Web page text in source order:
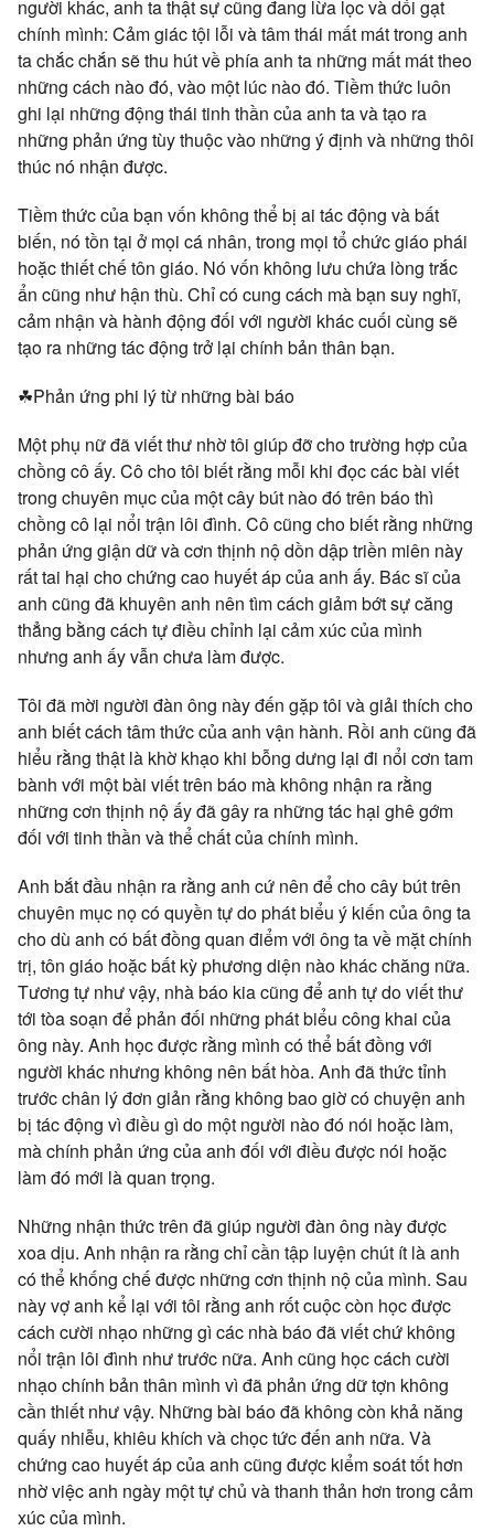
người khác, anh ta thật sự cũng đang lừa lọc và dối gạt
chính mình: Cảm giác tội lỗi và tâm thái mất mát trong anh
ta chắc chắn sẽ thu hút về phía anh ta những mất mát theo
những cách nào đó, vào một lúc nào đó. Tiềm thức luôn
ghi lại những động thái tinh thần của anh ta và tạo ra
những phản ứng tùy thuộc vào những ý định và những thôi
thúc nó nhận được.
Tiềm thức của bạn vốn không thể bị ai tác động và bất
biến, nó tồn tại ở mọi cá nhân, trong mọi tổ chức giáo phái
hoặc thiết chế tôn giáo. Nó vốn không lưu chứa lòng trắc
ẩn cũng như hận thù. Chỉ có cung cách mà bạn suy nghĩ,
cảm nhận và hành động đối với người khác cuối cùng sẽ
tạo ra những tác động trở lại chính bản thân bạn.
☘Phản ứng phi lý từ những bài báo
Một phụ nữ đã viết thư nhờ tôi giúp đỡ cho trường hợp của
chồng cô ấy. Cô cho tôi biết rằng mỗi khi đọc các bài viết
trong chuyên mục của một cây bút nào đó trên báo thì
chồng cô lại nổi trận lôi đình. Cô cũng cho biết rằng những
phản ứng giận dữ và cơn thịnh nộ dồn dập triền miên này
rất tai hại cho chứng cao huyết áp của anh ấy. Bác sĩ của
anh cũng đã khuyên anh nên tìm cách giảm bớt sự căng
thẳng bằng cách tự điều chỉnh lại cảm xúc của mình
nhưng anh ấy vẫn chưa làm được.
Tôi đã mời người đàn ông này đến gặp tôi và giải thích cho
anh biết cách tâm thức của anh vận hành. Rồi anh cũng đã
hiểu rằng thật là khờ khạo khi bỗng dưng lại đi nổi cơn tam
bành với một bài viết trên báo mà không nhận ra rằng
những cơn thịnh nộ ấy đã gây ra những tác hại ghê gớm
đối với tinh thần và thể chất của chính mình.
Anh bắt đầu nhận ra rằng anh cứ nên để cho cây bút trên
chuyên mục nọ có quyền tự do phát biểu ý kiến của ông ta
cho dù anh có bất đồng quan điểm với ông ta về mặt chính
trị, tôn giáo hoặc bất kỳ phương diện nào khác chăng nữa.
Tương tự như vậy, nhà báo kia cũng để anh tự do viết thư
tới tòa soạn để phản đối những phát biểu công khai của
ông này. Anh học được rằng mình có thể bất đồng với
người khác nhưng không nên bất hòa. Anh đã thức tỉnh
trước chân lý đơn giản rằng không bao giờ có chuyện anh
bị tác động vì điều gì do một người nào đó nói hoặc làm,
mà chính phản ứng của anh đối với điều được nói hoặc
làm đó mới là quan trọng.
Những nhận thức trên đã giúp người đàn ông này được
xoa dịu. Anh nhận ra rằng chỉ cần tập luyện chút ít là anh
có thể khống chế được những cơn thịnh nộ của mình. Sau
này vợ anh kể lại với tôi rằng anh rốt cuộc còn học được
cách cười nhạo những gì các nhà báo đã viết chứ không
nổi trận lôi đình như trước nữa. Anh cũng học cách cười
nhạo chính bản thân mình vì đã phản ứng dữ tợn không
cần thiết như vậy. Những bài báo đã không còn khả năng
quấy nhiễu, khiêu khích và chọc tức đến anh nữa. Và
chứng cao huyết áp của anh cũng được kiểm soát tốt hơn
nhờ việc anh ngày một tự chủ và thanh thản hơn trong cảm
xúc của mình.